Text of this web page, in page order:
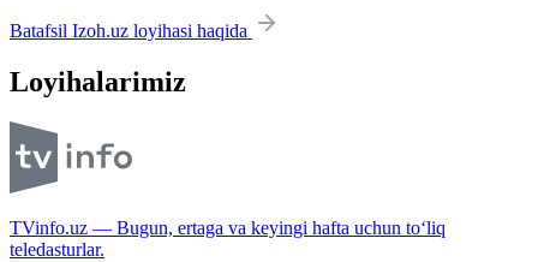
Batafsil Izoh.uz loyihasi haqida
Loyihalarimiz
TVinfo.uz — Bugun, ertaga va keyingi hafta uchun to‘liq
teledasturlar.